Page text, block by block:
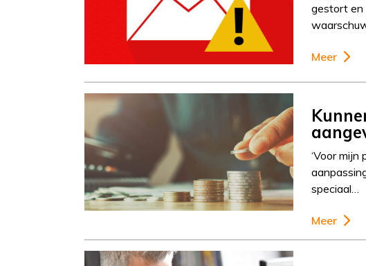
gestort en
Meer
‘Voor
speciaal…
Meer